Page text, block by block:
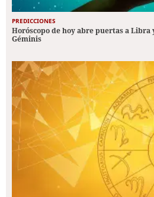
PREDICCIONES
Horóscopo de hoy abre puertas a Libra
Géminis